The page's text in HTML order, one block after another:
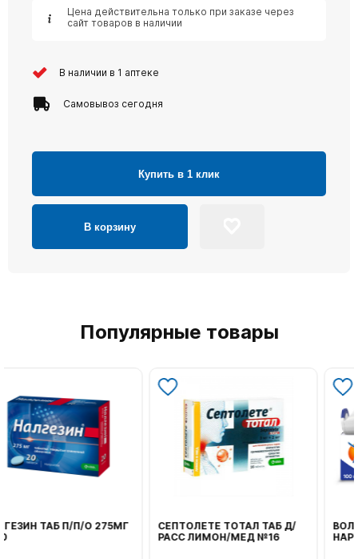
Цена действительна только при заказе через
сайт товаров в наличии
В наличии в 1 аптеке
Самовывоз сегодня
Купить в 1 клик
В корзину
Популярные товары
ВОЛЬТАРЕН ЭМУЛЬГЕЛЬ
ФЕНИСТИЛ ГЕЛЬ НАРУЖ
0,1% 50Г